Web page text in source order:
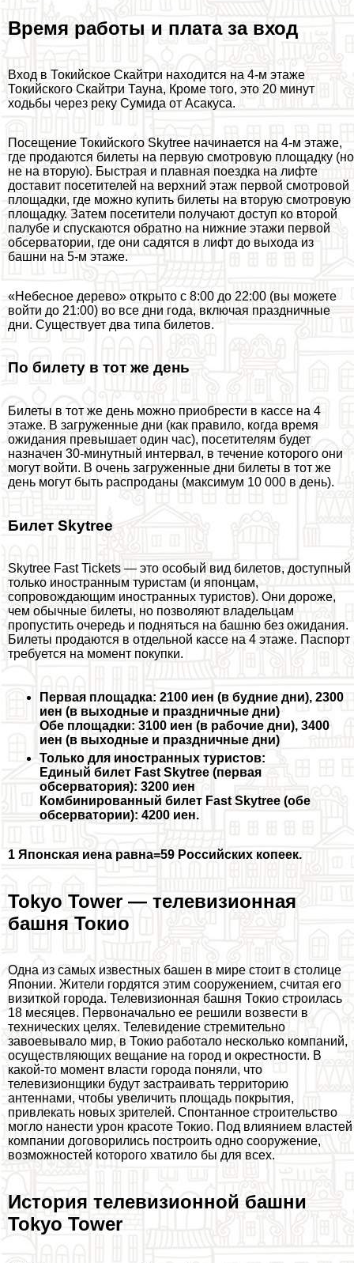
Время работы и плата за вход
Вход в Токийское Скайтри находится на 4-м этаже
Токийского Скайтри Тауна, Кроме того, это 20 минут
ходьбы через реку Сумида от Асакуса.
Посещение Токийского Skytree начинается на 4-м этаже,
где продаются билеты на первую смотровую площадку (но
не на вторую). Быстрая и плавная поездка на лифте
доставит посетителей на верхний этаж первой смотровой
площадки, где можно купить билеты на вторую смотровую
площадку. Затем посетители получают доступ ко второй
палубе и спускаются обратно на нижние этажи первой
обсерватории, где они садятся в лифт до выхода из
башни на 5-м этаже.
«Небесное дерево» открыто с 8:00 до 22:00 (вы можете
войти до 21:00) во все дни года, включая праздничные
дни. Существует два типа билетов.
По билету в тот же день
Билеты в тот же день можно приобрести в кассе на 4
этаже. В загруженные дни (как правило, когда время
ожидания превышает один час), посетителям будет
назначен 30-минутный интервал, в течение которого они
могут войти. В очень загруженные дни билеты в тот же
день могут быть распроданы (максимум 10 000 в день).
Билет Skytree
Skytree Fast Tickets — это особый вид билетов, доступный
только иностранным туристам (и японцам,
сопровождающим иностранных туристов). Они дороже,
чем обычные билеты, но позволяют владельцам
пропустить очередь и подняться на башню без ожидания.
Билеты продаются в отдельной кассе на 4 этаже. Паспорт
требуется на момент покупки.
Первая площадка: 2100 иен (в будние дни), 2300
иен (в выходные и праздничные дни)
Обе площадки: 3100 иен (в рабочие дни), 3400
иен (в выходные и праздничные дни)
Только для иностранных туристов:
Единый билет Fast Skytree (первая
обсерватория): 3200 иен
Комбинированный билет Fast Skytree (обе
обсерватории): 4200 иен.
1 Японская иена равна=59 Российских копеек.
Tokyo Tower — телевизионная
башня Токио
Одна из самых известных башен в мире стоит в столице
Японии. Жители гордятся этим сооружением, считая его
визиткой города. Телевизионная башня Токио строилась
18 месяцев. Первоначально ее решили возвести в
технических целях. Телевидение стремительно
завоевывало мир, в Токио работало несколько компаний,
осуществляющих вещание на город и окрестности. В
какой-то момент власти города поняли, что
телевизионщики будут застраивать территорию
антеннами, чтобы увеличить площадь покрытия,
привлекать новых зрителей. Спонтанное строительство
могло нанести урон красоте Токио. Под влиянием властей
компании договорились построить одно сооружение,
возможностей которого хватило бы для всех.
История телевизионной башни
Tokyo Tower